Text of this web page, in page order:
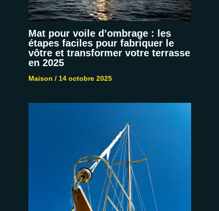
Mat pour voile d’ombrage : les
étapes faciles pour fabriquer le
vôtre et transformer votre terrasse
en 2025
Maison / 14 octobre 2025